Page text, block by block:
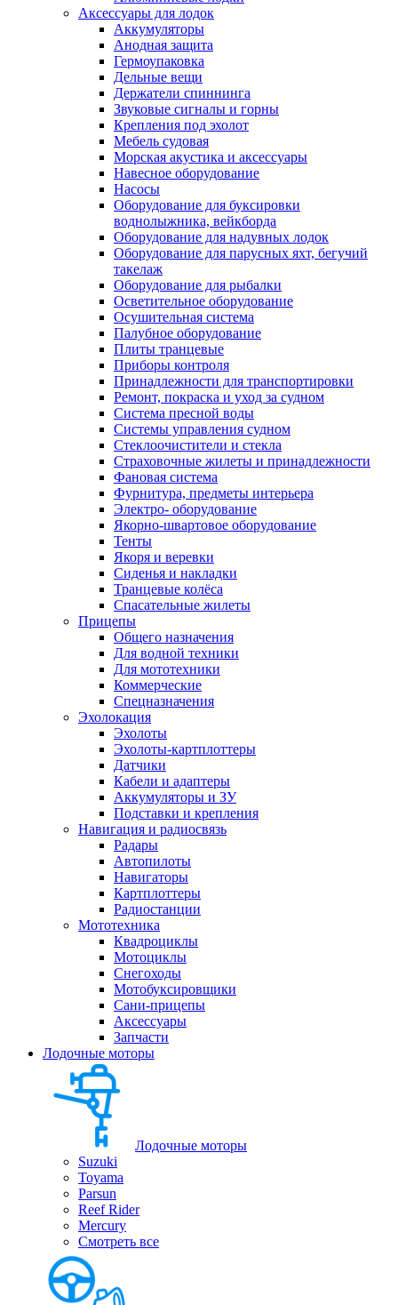
Аксессуары для лодок
Аккумуляторы
Анодная защита
Гермоупаковка
Дельные вещи
Держатели спиннинга
Звуковые сигналы и горны
Крепления под эхолот
Мебель судовая
Морская акустика и аксессуары
Навесное оборудование
Насосы
Оборудование для буксировки
воднолыжника, вейкборда
Оборудование для надувных лодок
Оборудование для парусных яхт, бегучий
такелаж
Оборудование для рыбалки
Осветительное оборудование
Осушительная система
Палубное оборудование
Плиты транцевые
Приборы контроля
Принадлежности для транспортировки
Ремонт, покраска и уход за судном
Система пресной воды
Системы управления судном
Стеклоочистители и стекла
Страховочные жилеты и принадлежности
Фановая система
Фурнитура, предметы интерьера
Электро- оборудование
Якорно-швартовое оборудование
Тенты
Якоря и веревки
Сиденья и накладки
Транцевые колёса
Спасательные жилеты
Прицепы
Общего назначения
Для водной техники
Для мототехники
Коммерческие
Спецназначения
Эхолокация
Эхолоты
Эхолоты-картплоттеры
Датчики
Кабели и адаптеры
Аккумуляторы и ЗУ
Подставки и крепления
Навигация и радиосвязь
Радары
Автопилоты
Навигаторы
Картплоттеры
Радиостанции
Мототехника
Квадроциклы
Мотоциклы
Снегоходы
Мотобуксировщики
Сани-прицепы
Аксессуары
Запчасти
Лодочные моторы
Лодочные моторы
Suzuki
Toyama
Parsun
Reef Rider
Mercury
Смотреть все